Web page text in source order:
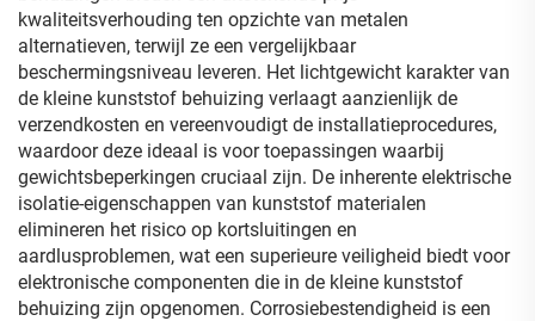
kwaliteitsverhouding ten opzichte van metalen
alternatieven, terwijl ze een vergelijkbaar
beschermingsniveau leveren. Het lichtgewicht karakter van
de kleine kunststof behuizing verlaagt aanzienlijk de
verzendkosten en vereenvoudigt de installatieprocedures,
waardoor deze ideaal is voor toepassingen waarbij
gewichtsbeperkingen cruciaal zijn. De inherente elektrische
isolatie-eigenschappen van kunststof materialen
elimineren het risico op kortsluitingen en
aardlusproblemen, wat een superieure veiligheid biedt voor
elektronische componenten die in de kleine kunststof
behuizing zijn opgenomen. Corrosiebestendigheid is een